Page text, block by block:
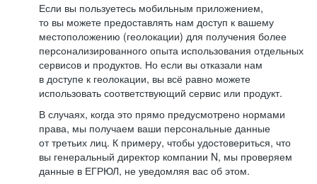
Если вы пользуетесь мобильным приложением,
то вы можете предоставлять нам доступ к вашему
местоположению (геолокации) для получения более
персонализированного опыта использования отдельных
сервисов и продуктов. Но если вы отказали нам
в доступе к геолокации, вы всё равно можете
использовать соответствующий сервис или продукт.
В случаях, когда это прямо предусмотрено нормами
права, мы получаем ваши персональные данные
от третьих лиц. К примеру, чтобы удостовериться, что
вы генеральный директор компании N, мы проверяем
данные в ЕГРЮЛ, не уведомляя вас об этом.